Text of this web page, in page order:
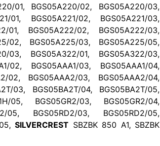
01, BGS05A220/02, BGS05A220/03,
01, BGS05A221/02, BGS05A221/03,
01, BGS05A222/02, BGS05A222/03,
02, BGS05A225/03, BGS05A225/05,
03, BGS05A322/01, BGS05A322/03,
02, BGS05AAA1/03, BGS05AAA1/04,
02, BGS05AAA2/03, BGS05AAA2/04,
03, BGS05BA2T/04, BGS05BA2T/05,
05, BGS05GR2/03, BGS05GR2/04,
05, BGS05RD2/03, BGS05RD2/05,
05,SILVERCREST SBZBK 850 A1, SBZBK